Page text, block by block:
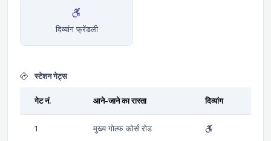
दिव्यांग फ्रेंडली
स्टेशन गेट्स
गेट नं. आने-जाने का रास्ता दिव्यांग
1 मुख्य गोल्फ कोर्स रोड